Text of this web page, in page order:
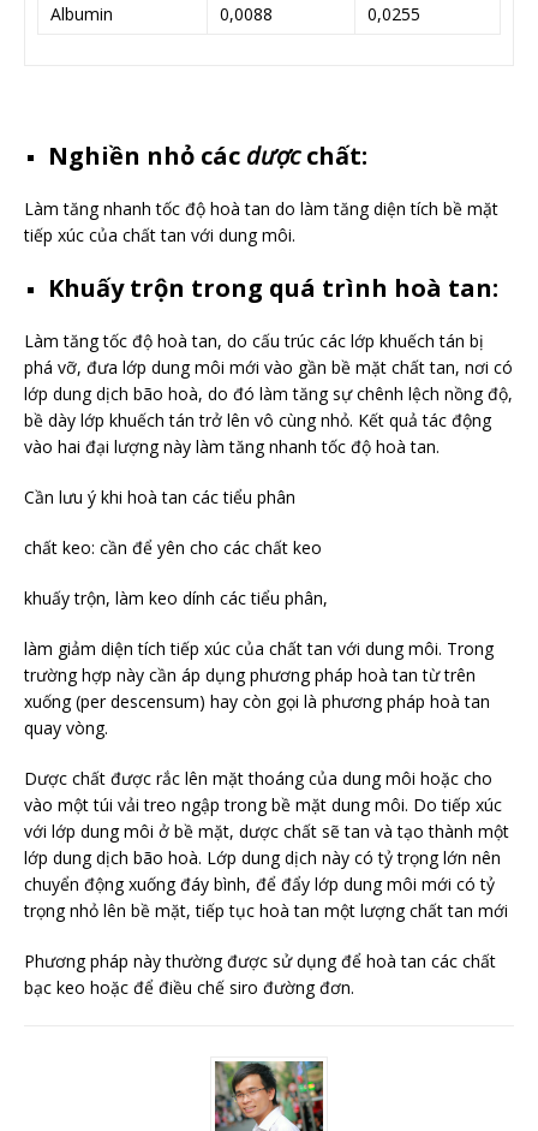
Albumin
0,0088 0,0255
Nghiền nhỏ các dượcchất:
Làm tăng nhanh tốc độ hoà tan do làm tăng diện tích bề mặt
tiếp xúc của chất tan với dung môi.
Khuấy trộn trong quá trình hoà tan:
Làm tăng tốc độ hoà tan, do cấu trúc các lớp khuếch tán bị
phá vỡ, đưa lớp dung môi mới vào gần bề mặt chất tan, nơi có
lớp dung dịch bão hoà, do đó làm tăng sự chênh lệch nồng độ,
bề dày lớp khuếch tán trở lên vô cùng nhỏ. Kết quả tác động
vào hai đại lượng này làm tăng nhanh tốc độ hoà tan.
Cần lưu ý khi hoà tan các tiểu phân
chất keo: cần để yên cho các chất keo
khuấy trộn, làm keo dính các tiểu phân,
làm giảm diện tích tiếp xúc của chất tan với dung môi. Trong
trường hợp này cần áp dụng phương pháp hoà tan từ trên
xuống (per descensum) hay còn gọi là phương pháp hoà tan
quay vòng.
Dược chất được rắc lên mặt thoáng của dung môi hoặc cho
vào một túi vải treo ngập trong bề mặt dung môi. Do tiếp xúc
với lớp dung môi ở bề mặt, dược chất sẽ tan và tạo thành một
lớp dung dịch bão hoà. Lớp dung dịch này có tỷ trọng lớn nên
chuyển động xuống đáy bình, để đẩy lớp dung môi mới có tỷ
trọng nhỏ lên bề mặt, tiếp tục hoà tan một lượng chất tan mới
Phương pháp này thường được sử dụng để hoà tan các chất
bạc keo hoặc để điều chế siro đường đơn.